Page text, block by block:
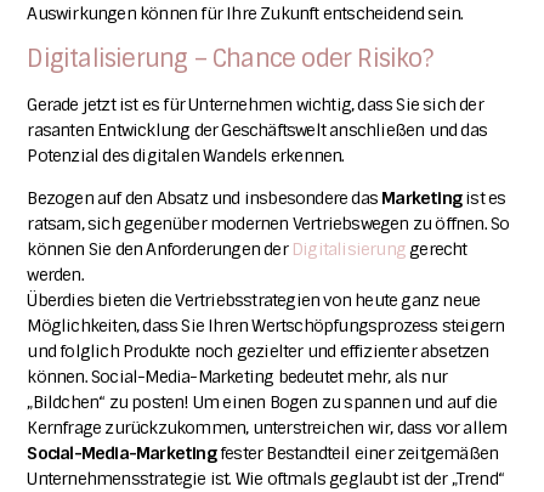
Auswirkungen können für Ihre Zukunft entscheidend sein.
Digitalisierung – Chance oder Risiko?
Gerade jetzt ist es für Unternehmen wichtig, dass Sie sich der
rasanten Entwicklung der Geschäftswelt anschließen und das
Potenzial des digitalen Wandels erkennen.
Bezogen auf den Absatz und insbesondere das Marketingist es
ratsam, sich gegenüber modernen Vertriebswegen zu öffnen. So
können Sie den Anforderungen der Digitalisierunggerecht
werden.
Überdies bieten die Vertriebsstrategien von heute ganz neue
Möglichkeiten, dass Sie Ihren Wertschöpfungsprozess steigern
und folglich Produkte noch gezielter und effizienter absetzen
können.Social-Media-Marketing bedeutet mehr, als nur
„Bildchen“ zu posten! Um einen Bogen zu spannen und auf die
Kernfrage zurückzukommen, unterstreichen wir, dass vor allem
Social-Media-Marketingfester Bestandteil einer zeitgemäßen
Unternehmensstrategie ist. Wie oftmals geglaubt ist der „Trend“